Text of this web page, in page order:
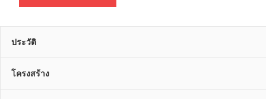
ประวัติ
โครงสร้าง